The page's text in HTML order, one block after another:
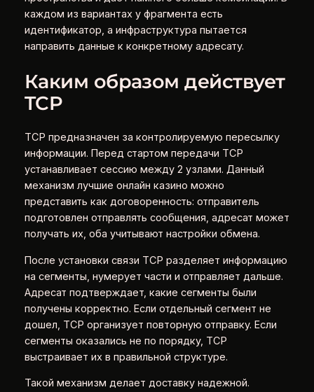
каждом из вариантах у фрагмента есть
идентификатор, а инфраструктура пытается
направить данные к конкретному адресату.
Каким образом действует
TCP
TCP предназначен за контролируемую пересылку
информации. Перед стартом передачи TCP
устанавливает сессию между 2 узлами. Данный
механизм лучшие онлайн казино можно
представить как договоренность: отправитель
подготовлен отправлять сообщения, адресат может
получать их, оба учитывают настройки обмена.
После установки связи TCP разделяет информацию
на сегменты, нумерует части и отправляет дальше.
Адресат подтверждает, какие сегменты были
получены корректно. Если отдельный сегмент не
дошел, TCP организует повторную отправку. Если
сегменты оказались не по порядку, TCP
выстраивает их в правильной структуре.
Такой механизм делает доставку надежной.